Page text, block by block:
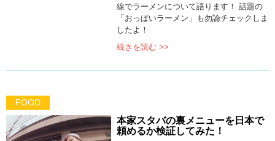
線でラーメンについて語ります！ 話題の
「おっぱいラーメン」も勿論チェックしま
したよ！
続きを読む >>
FOOD
本家スタバの裏メニューを日本で
頼めるか検証してみた！